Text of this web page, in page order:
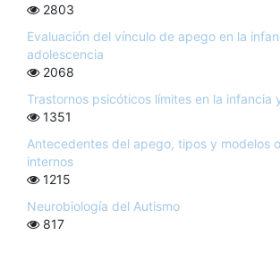
2803
Evaluación del vínculo de apego en la
adolescencia
2068
Trastornos psicóticos límites en la infancia
1351
Antecedentes del apego, tipos y modelos
internos
1215
Neurobiología del Autismo
817